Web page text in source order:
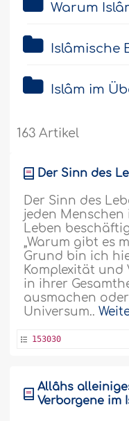
Warum
Islâmische
Islâm im
163 Artikel
Der Sinn des
Der Sinn des
jeden
Leben
„Warum gibt es
Grund bin ich
Komplexität und
in ihrer
ausmachen
Universum..
153030
Allâhs
Verborgene im